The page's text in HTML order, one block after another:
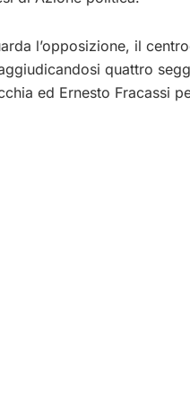
l’opposizione, il
quattro
ed Ernesto Fracassi